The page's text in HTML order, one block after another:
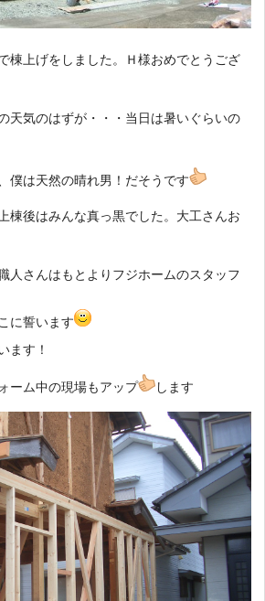
棟上げをしました。Ｈ様おめでとうござ
天気のはずが・・・当日は暑いぐらいの
僕は天然の晴れ男！だそうです
棟後はみんな真っ黒でした。大工さんお
人さんはもとよりフジホームのスタッフ
に誓います
ます！
ーム中の現場もアップ します